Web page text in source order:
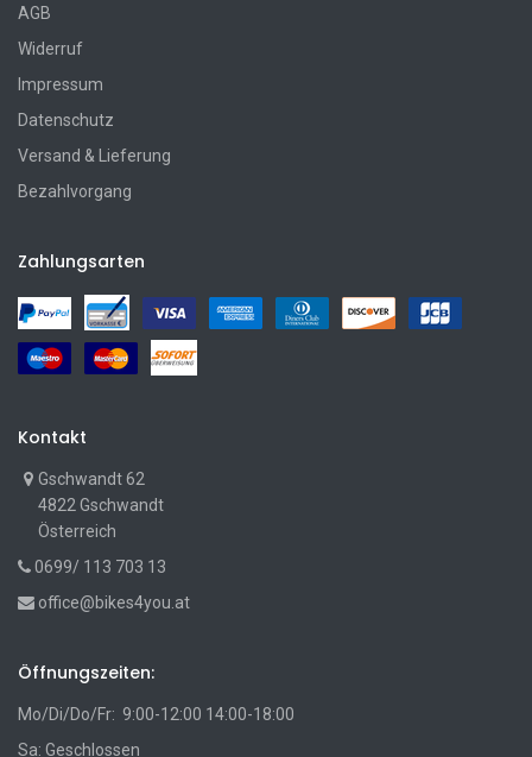
AGB
Widerruf
Impressum
Datenschutz
Versand & Lieferung
Bezahlvorgang
Zahlungsarten
Kontakt
Gschwandt 62
4822 Gschwandt
Österreich
0699/ 113 703 13
office@bikes4you.at
Öffnungszeiten:
Mo/Di/Do/Fr: 9:00-12:00 14:00-18:00
Sa: Geschlossen